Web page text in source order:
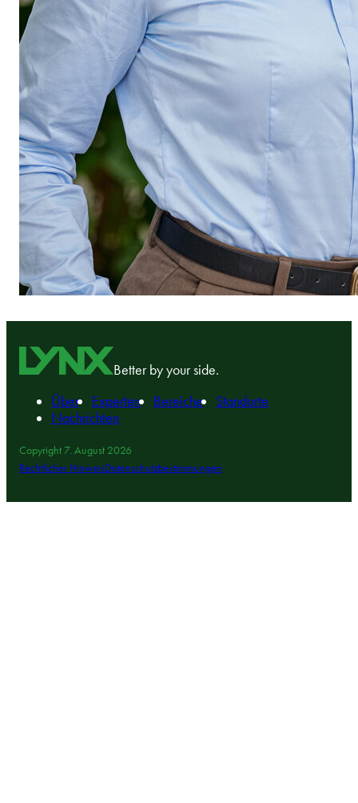
Better by your side.
Über
Experten Bereiche
Standorte
Nachrichten
Copyright 7. August 2026
Rechtlicher HinweisDatenschutzbestimmungen